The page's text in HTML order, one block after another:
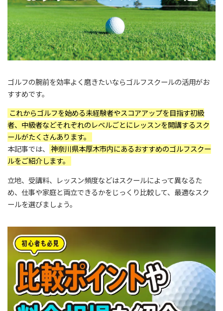
ゴルフの腕前を効率よく磨きたいならゴルフスクールの活用がお
すすめです。
これからゴルフを始める未経験者やスコアアップを目指す初級
者、中級者などそれぞれのレベルごとにレッスンを開講するスク
ールがたくさんあります。
本記事では、
神奈川県本厚木市内にあるおすすめのゴルフスクー
ルをご紹介します。
立地、受講料、レッスン頻度などはスクールによって異なるた
め、仕事や家庭と両立できるかをじっくり比較して、最適なスク
ールを選びましょう。